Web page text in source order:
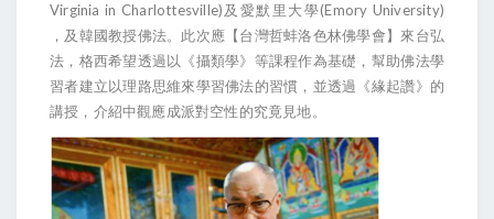
Virginia in Charlottesville) 及愛默里大學(Emory University)
，及韓國教授佛法。此次應【台灣哲蚌洛色林佛學會】來台弘
法，格西希望透過以《攝類學》等課程作為基礎，幫助佛法學
習者建立以理路思維來學習佛法的習慣，並透過《緣起讚》的
講授，介紹中觀應成派對空性的究竟見地。